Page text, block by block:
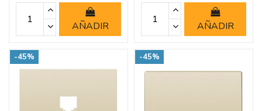
AÑADIR AÑADIR
-45% -45%